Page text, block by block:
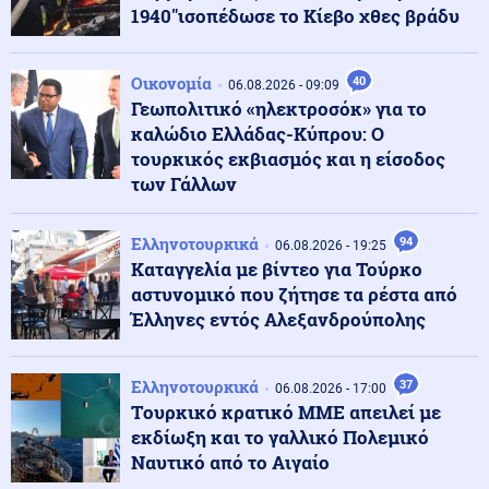
Κόσμος 06.08.2026 - 23:14
Επιβεβαιώνεται η ανοδική τάση της AfD στη Γερμανία:
Στο 28% ανέβηκε, βυθίζεται η δημοτικότητα του Μερτς
Κόσμος 06.08.2026 - 23:07
Ξεκινά δελτίο νερού στο Πουέρτο Ρίκο λόγω της
ξηρασίας
Κοινωνία 06.08.2026 - 23:06
Διατάχθηκε ΕΔΕ για τους αστυνομικούς που
εμπλέκονται στην υπόθεση της 75χρονης στα Χανιά
Κόσμος 06.08.2026 - 23:04
Τουρκία: Σχέδιο διάσωσης για δύο ιστορικά ορθόδοξα
μοναστήρια της Τραπεζούντας
1940"ισοπέδωσε το Κίεβο χθες βράδυ
Οικονομία 06.08.2026 - 09:09 40
Γεωπολιτικό «ηλεκτροσόκ» για το
καλώδιο Ελλάδας-Κύπρου: Ο
τουρκικός εκβιασμός και η είσοδος
των Γάλλων
Ελληνοτουρκικά 06.08.2026 - 19:25 94
Καταγγελία με βίντεο για Τούρκο
αστυνομικό που ζήτησε τα ρέστα από
Έλληνες εντός Αλεξανδρούπολης
Ελληνοτουρκικά 06.08.2026 - 17:00 37
Tουρκικό κρατικό ΜΜΕ απειλεί με
εκδίωξη και το γαλλικό Πολεμικό
Ναυτικό από το Αιγαίο